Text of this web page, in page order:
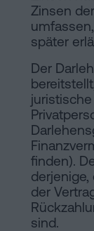
den
sozialen
Zinsen
später
Der
finden).
derjenige,
der
sind.